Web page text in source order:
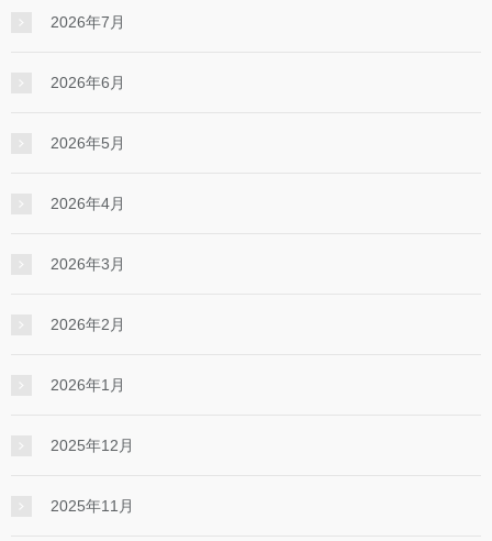
2026年7月
2026年6月
2026年5月
2026年4月
2026年3月
2026年2月
2026年1月
2025年12月
2025年11月